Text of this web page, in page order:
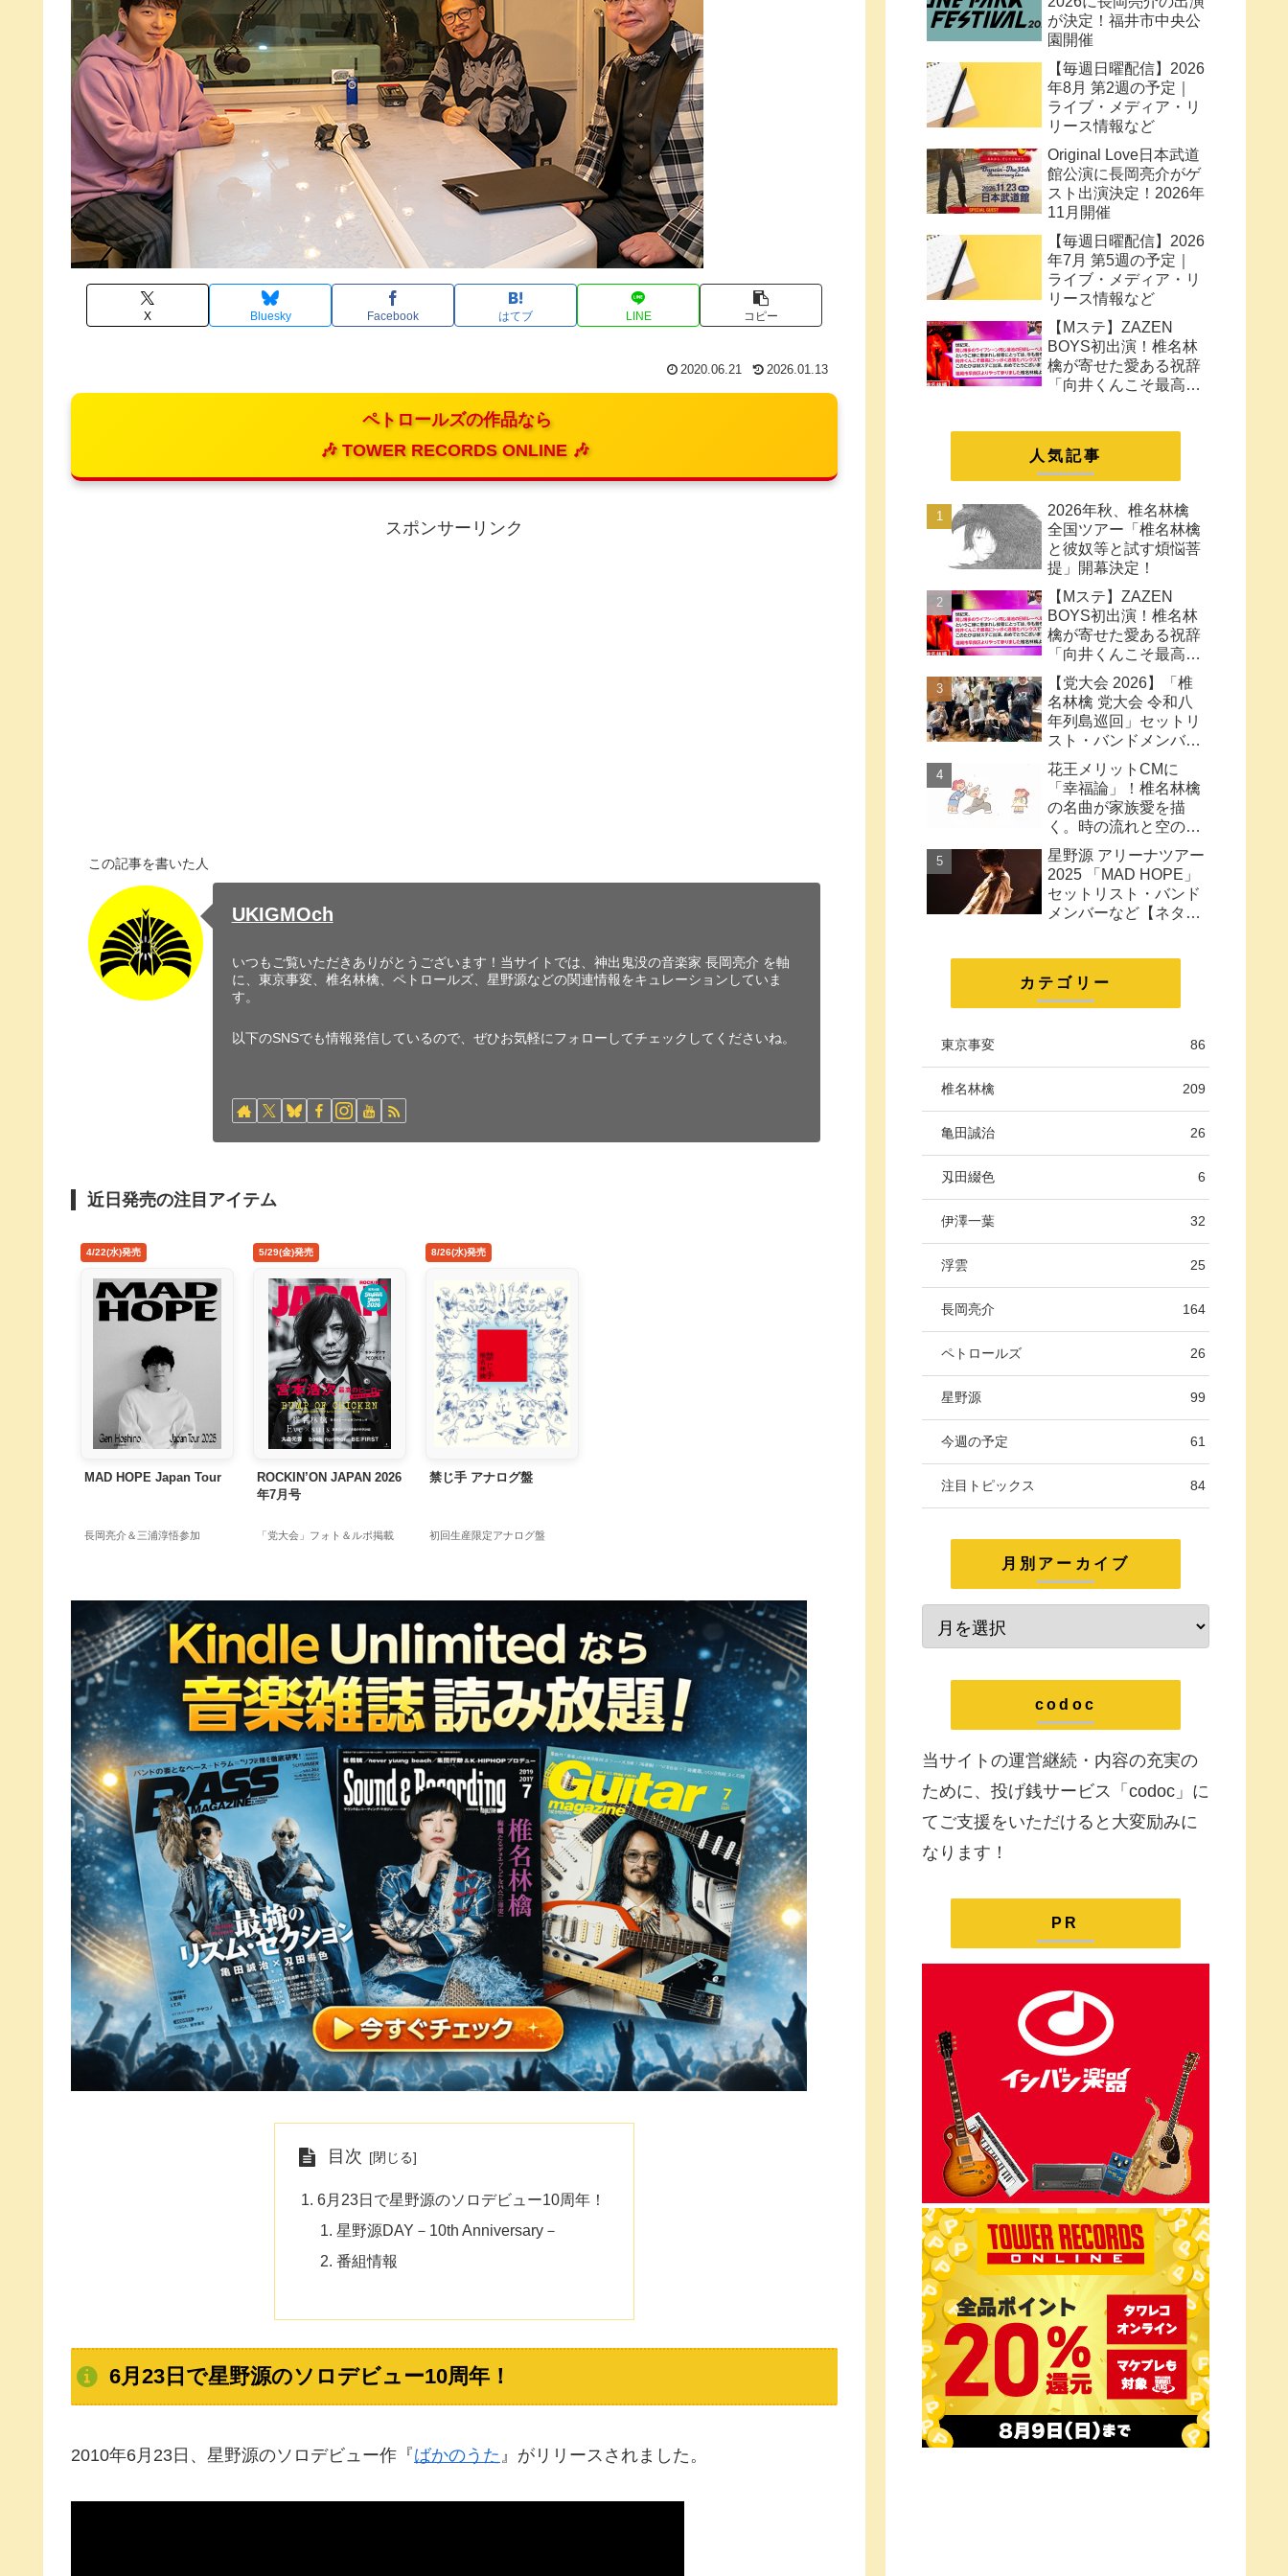
X Bluesky Facebook はてブ LINE コピー
2020.06.21 2026.01.13
ペトロールズの作品なら
🎶 TOWER RECORDS ONLINE 🎶
スポンサーリンク
この記事を書いた人
UKIGMOch
いつもご覧いただきありがとうございます！当サイトでは、神出鬼没の音楽家 長岡亮介 を軸
に、東京事変、椎名林檎、ペトロールズ、星野源などの関連情報をキュレーションしていま
す。
以下のSNSでも情報発信しているので、ぜひお気軽にフォローしてチェックしてくださいね。
近日発売の注目アイテム
4/22(水)発売
MAD HOPE Japan Tour
長岡亮介＆三浦淳悟参加
5/29(金)発売
ROCKIN’ON JAPAN 2026
年7月号
「党大会」フォト＆ルポ掲載
8/26(水)発売
禁じ手 アナログ盤
初回生産限定アナログ盤
目次
6月23日で星野源のソロデビュー10周年！
星野源DAY－10th Anniversary－
番組情報
6月23日で星野源のソロデビュー10周年！
2010年6月23日、星野源のソロデビュー作『ばかのうた 』がリリースされました。
が決定！福井市中央公
園開催
【毎週日曜配信】2026
年8月 第2週の予定｜
ライブ・メディア・リ
リース情報など
Original Love日本武道
館公演に長岡亮介がゲ
スト出演決定！2026年
11月開催
【毎週日曜配信】2026
年7月 第5週の予定｜
ライブ・メディア・リ
リース情報など
【Mステ】ZAZEN
BOYS初出演！椎名林
檎が寄せた愛ある祝辞
「向井くんこそ最高に
人気記事
2026年秋、椎名林檎
全国ツアー「椎名林檎
と彼奴等と試す煩悩菩
提」開幕決定！
【Mステ】ZAZEN
BOYS初出演！椎名林
檎が寄せた愛ある祝辞
「向井くんこそ最高に
トッポく洒落たパンク
ス」と密接なコラボ史
まとめ
【党大会 2026】「椎
名林檎 党大会 令和八
年列島巡回」セットリ
スト・バンドメンバー
など【ネタバレ注意】
花王メリットCMに
「幸福論」！椎名林檎
の名曲が家族愛を描
く。時の流れと空の色
に何も望みはしない様
に。
星野源 アリーナツアー
2025 「MAD HOPE」
セットリスト・バンド
メンバーなど【ネタバ
カテゴリー
東京事変 86
椎名林檎 209
亀田誠治 26
刄田綴色 6
伊澤一葉 32
浮雲 25
長岡亮介 164
ペトロールズ 26
星野源 99
今週の予定 61
注目トピックス 84
月別アーカイブ
codoc
当サイトの運営継続・内容の充実の
ために、投げ銭サービス「codoc」に
てご支援をいただけると大変励みに
なります！
PR